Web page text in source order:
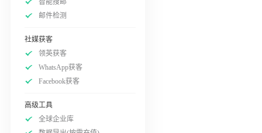
邮件检测
社媒获客
领英获客
WhatsApp获客
Facebook获客
高级工具
全球企业库